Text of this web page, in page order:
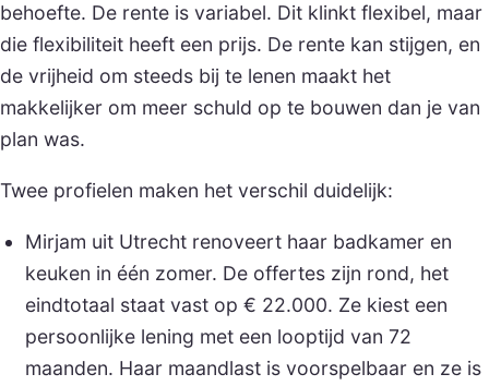
behoefte. De rente is variabel. Dit klinkt flexibel, maar
die flexibiliteit heeft een prijs. De rente kan stijgen, en
de vrijheid om steeds bij te lenen maakt het
makkelijker om meer schuld op te bouwen dan je van
plan was.
Twee profielen maken het verschil duidelijk:
Mirjam uit Utrecht renoveert haar badkamer en
keuken in één zomer. De offertes zijn rond, het
eindtotaal staat vast op € 22.000. Ze kiest een
persoonlijke lening met een looptijd van 72
maanden. Haar maandlast is voorspelbaar en ze is